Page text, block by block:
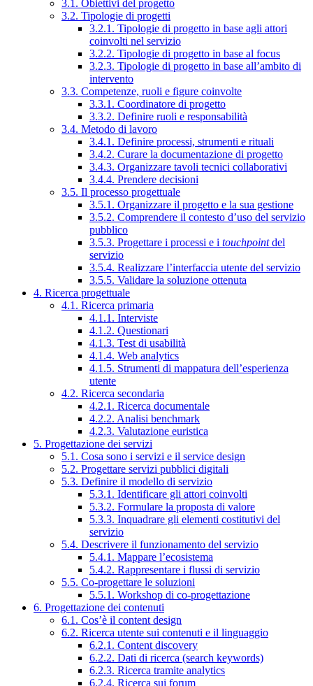
3.1. Obiettivi del progetto
3.2. Tipologie di progetti
3.2.1. Tipologie di progetto in base agli attori
coinvolti nel servizio
3.2.2. Tipologie di progetto in base al focus
3.2.3. Tipologie di progetto in base all’ambito di
intervento
3.3. Competenze, ruoli e figure coinvolte
3.3.1. Coordinatore di progetto
3.3.2. Definire ruoli e responsabilità
3.4. Metodo di lavoro
3.4.1. Definire processi, strumenti e rituali
3.4.2. Curare la documentazione di progetto
3.4.3. Organizzare tavoli tecnici collaborativi
3.4.4. Prendere decisioni
3.5. Il processo progettuale
3.5.1. Organizzare il progetto e la sua gestione
3.5.2. Comprendere il contesto d’uso del servizio
pubblico
3.5.3. Progettare i processi e i touchpointdel
servizio
3.5.4. Realizzare l’interfaccia utente del servizio
3.5.5. Validare la soluzione ottenuta
4. Ricerca progettuale
4.1. Ricerca primaria
4.1.1. Interviste
4.1.2. Questionari
4.1.3. Test di usabilità
4.1.4. Web analytics
4.1.5. Strumenti di mappatura dell’esperienza
utente
4.2. Ricerca secondaria
4.2.1. Ricerca documentale
4.2.2. Analisi benchmark
4.2.3. Valutazione euristica
5. Progettazione dei servizi
5.1. Cosa sono i servizi e il service design
5.2. Progettare servizi pubblici digitali
5.3. Definire il modello di servizio
5.3.1. Identificare gli attori coinvolti
5.3.2. Formulare la proposta di valore
5.3.3. Inquadrare gli elementi costitutivi del
servizio
5.4. Descrivere il funzionamento del servizio
5.4.1. Mappare l’ecosistema
5.4.2. Rappresentare i flussi di servizio
5.5. Co-progettare le soluzioni
5.5.1. Workshop di co-progettazione
6. Progettazione dei contenuti
6.1. Cos’è il content design
6.2. Ricerca utente sui contenuti e il linguaggio
6.2.1. Content discovery
6.2.2. Dati di ricerca (search keywords)
6.2.3. Ricerca tramite analytics
6.2.4. Ricerca sui forum